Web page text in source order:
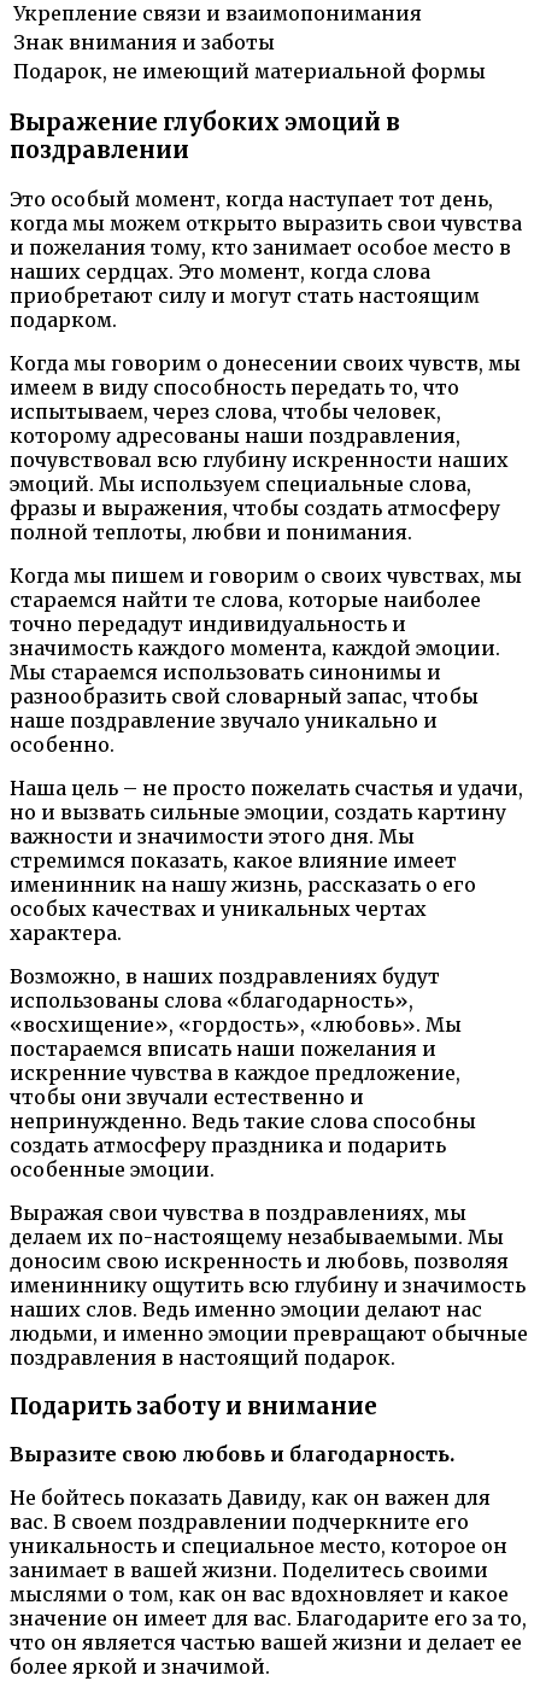
Укрепление связи и взаимопонимания
Знак внимания и заботы
Подарок, не имеющий материальной формы
Выражение глубоких эмоций в
поздравлении
Это особый момент, когда наступает тот день,
когда мы можем открыто выразить свои чувства
и пожелания тому, кто занимает особое место в
наших сердцах. Это момент, когда слова
приобретают силу и могут стать настоящим
подарком.
Когда мы говорим о донесении своих чувств, мы
имеем в виду способность передать то, что
испытываем, через слова, чтобы человек,
которому адресованы наши поздравления,
почувствовал всю глубину искренности наших
эмоций. Мы используем специальные слова,
фразы и выражения, чтобы создать атмосферу
полной теплоты, любви и понимания.
Когда мы пишем и говорим о своих чувствах, мы
стараемся найти те слова, которые наиболее
точно передадут индивидуальность и
значимость каждого момента, каждой эмоции.
Мы стараемся использовать синонимы и
разнообразить свой словарный запас, чтобы
наше поздравление звучало уникально и
особенно.
Наша цель – не просто пожелать счастья и удачи,
но и вызвать сильные эмоции, создать картину
важности и значимости этого дня. Мы
стремимся показать, какое влияние имеет
именинник на нашу жизнь, рассказать о его
особых качествах и уникальных чертах
характера.
Возможно, в наших поздравлениях будут
использованы слова «благодарность»,
«восхищение», «гордость», «любовь». Мы
постараемся вписать наши пожелания и
искренние чувства в каждое предложение,
чтобы они звучали естественно и
непринужденно. Ведь такие слова способны
создать атмосферу праздника и подарить
особенные эмоции.
Выражая свои чувства в поздравлениях, мы
делаем их по-настоящему незабываемыми. Мы
доносим свою искренность и любовь, позволяя
имениннику ощутить всю глубину и значимость
наших слов. Ведь именно эмоции делают нас
людьми, и именно эмоции превращают обычные
поздравления в настоящий подарок.
Подарить заботу и внимание
Выразите свою любовь и благодарность.
Не бойтесь показать Давиду, как он важен для
вас. В своем поздравлении подчеркните его
уникальность и специальное место, которое он
занимает в вашей жизни. Поделитесь своими
мыслями о том, как он вас вдохновляет и какое
значение он имеет для вас. Благодарите его за то,
что он является частью вашей жизни и делает ее
более яркой и значимой.